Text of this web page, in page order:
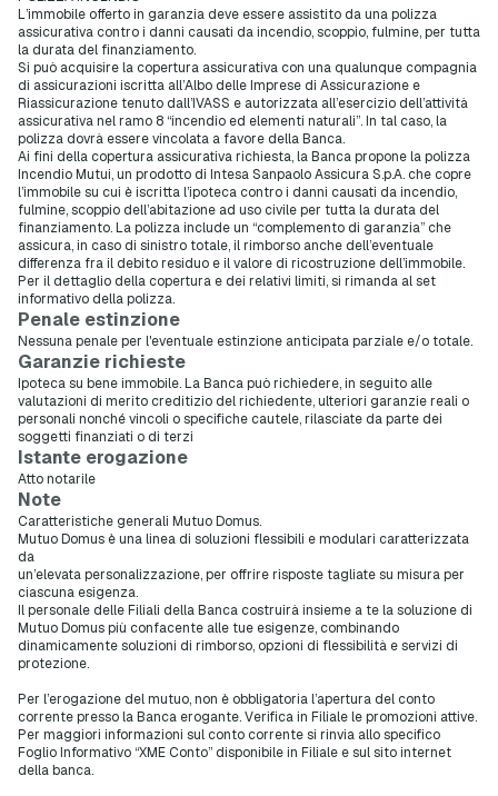
L’immobile offerto in garanzia deve essere assistito da una polizza
assicurativa contro i danni causati da incendio, scoppio, fulmine, per tutta
la durata del finanziamento.
Si può acquisire la copertura assicurativa con una qualunque compagnia
di assicurazioni iscritta all’Albo delle Imprese di Assicurazione e
Riassicurazione tenuto dall’IVASS e autorizzata all’esercizio dell’attività
assicurativa nel ramo 8 “incendio ed elementi naturali”. In tal caso, la
polizza dovrà essere vincolata a favore della Banca.
Ai fini della copertura assicurativa richiesta, la Banca propone la polizza
Incendio Mutui, un prodotto di Intesa Sanpaolo Assicura S.p.A. che copre
l’immobile su cui è iscritta l’ipoteca contro i danni causati da incendio,
fulmine, scoppio dell’abitazione ad uso civile per tutta la durata del
finanziamento. La polizza include un “complemento di garanzia” che
assicura, in caso di sinistro totale, il rimborso anche dell’eventuale
differenza fra il debito residuo e il valore di ricostruzione dell’immobile.
Per il dettaglio della copertura e dei relativi limiti, si rimanda al set
informativo della polizza.
Penale estinzione
Nessuna penale per l'eventuale estinzione anticipata parziale e/o totale.
Garanzie richieste
Ipoteca su bene immobile. La Banca può richiedere, in seguito alle
valutazioni di merito creditizio del richiedente, ulteriori garanzie reali o
personali nonché vincoli o specifiche cautele, rilasciate da parte dei
soggetti finanziati o di terzi
Istante erogazione
Atto notarile
Note
Caratteristiche generali Mutuo Domus.
Mutuo Domus è una linea di soluzioni flessibili e modulari caratterizzata
da
un’elevata personalizzazione, per offrire risposte tagliate su misura per
ciascuna esigenza.
Il personale delle Filiali della Banca costruirà insieme a te la soluzione di
Mutuo Domus più confacente alle tue esigenze, combinando
dinamicamente soluzioni di rimborso, opzioni di flessibilità e servizi di
protezione.
Per l’erogazione del mutuo, non è obbligatoria l’apertura del conto
corrente presso la Banca erogante. Verifica in Filiale le promozioni attive.
Per maggiori informazioni sul conto corrente si rinvia allo specifico
Foglio Informativo “XME Conto” disponibile in Filiale e sul sito internet
della banca.